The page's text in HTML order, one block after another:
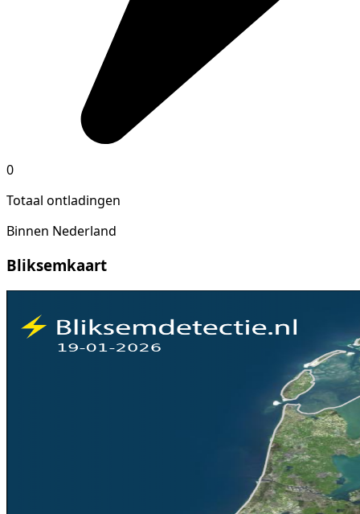
0
Totaal ontladingen
Binnen Nederland
Bliksemkaart